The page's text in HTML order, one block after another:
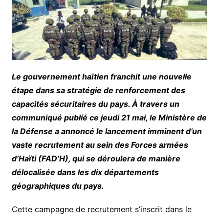
Le gouvernement haïtien franchit une nouvelle
étape dans sa stratégie de renforcement des
capacités sécuritaires du pays. À travers un
communiqué publié ce jeudi 21 mai, le Ministère de
la Défense a annoncé le lancement imminent d’un
vaste recrutement au sein des Forces armées
d’Haïti (FAD’H), qui se déroulera de manière
délocalisée dans les dix départements
géographiques du pays.
Cette campagne de recrutement s’inscrit dans le